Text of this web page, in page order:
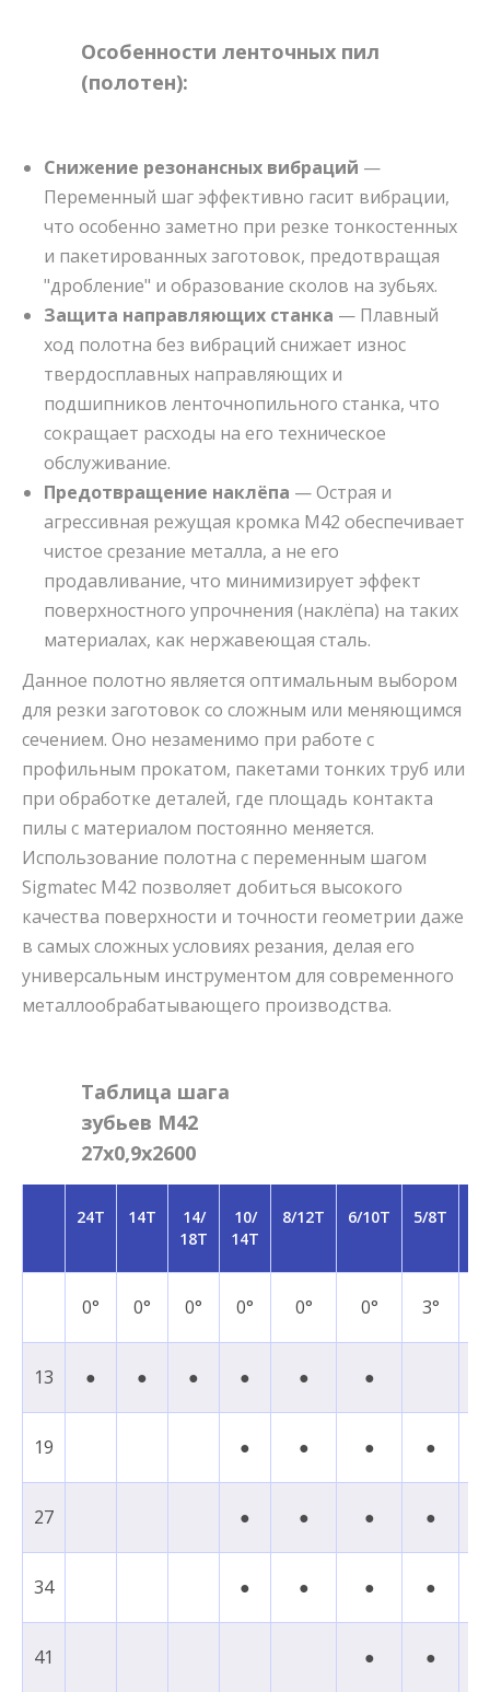
Особенности ленточных пил
(полотен):
Снижение резонансных вибраций —
Переменный шаг эффективно гасит вибрации,
что особенно заметно при резке тонкостенных
и пакетированных заготовок, предотвращая
"дробление" и образование сколов на зубьях.
Защита направляющих станка — Плавный
ход полотна без вибраций снижает износ
твердосплавных направляющих и
подшипников ленточнопильного станка, что
сокращает расходы на его техническое
обслуживание.
Предотвращение наклёпа — Острая и
агрессивная режущая кромка M42 обеспечивает
чистое срезание металла, а не его
продавливание, что минимизирует эффект
поверхностного упрочнения (наклёпа) на таких
материалах, как нержавеющая сталь.
Данное полотно является оптимальным выбором
для резки заготовок со сложным или меняющимся
сечением. Оно незаменимо при работе с
профильным прокатом, пакетами тонких труб или
при обработке деталей, где площадь контакта
пилы с материалом постоянно меняется.
Использование полотна с переменным шагом
Sigmatec M42 позволяет добиться высокого
качества поверхности и точности геометрии даже
в самых сложных условиях резания, делая его
универсальным инструментом для современного
металлообрабатывающего производства.
Таблица шага
зубьев M42
27x0,9x2600
24T 14T
14/
18T
10/
14T
8/12T 6/10T 5/8T
0° 0° 0° 0° 0° 0° 3°
13 ● ● ● ● ● ●
19 ● ● ● ●
27 ● ● ● ●
34 ● ● ● ●
41 ● ●